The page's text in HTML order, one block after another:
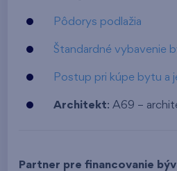
Pôdorys podlažia
Štandardné vybavenie
Postup pri kúpe bytu a
Architekt: A69 –
Partner pre financovanie